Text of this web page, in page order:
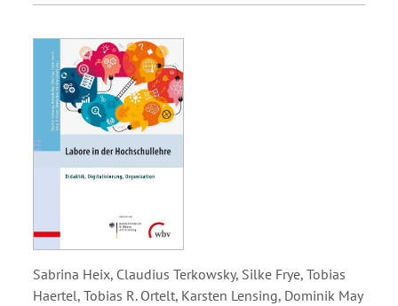
Sabrina Heix, Claudius Terkowsky, Silke Frye, Tobias
Haertel, Tobias R. Ortelt, Karsten Lensing, Dominik May